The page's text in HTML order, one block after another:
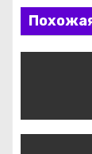
ц
и
п